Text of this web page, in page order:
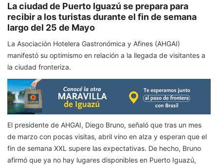
La ciudad de Puerto Iguazú se prepara para
recibir a los turistas durante el fin de semana
largo del 25 de Mayo
La Asociación Hotelera Gastronómica y Afines (AHGAI)
manifestó su optimismo en relación a la llegada de visitantes a
la ciudad fronteriza.
El presidente de AHGAI, Diego Bruno, señaló que tras un mes
de marzo con pocas visitas, abril vino en alza y esperan que el
fin de semana XXL supere las expectativas. De hecho, Bruno
afirmó que ya no hay lugares disponibles en Puerto Iguazú,